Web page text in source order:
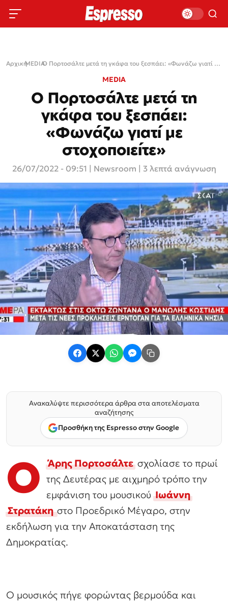
Αρχική›
MEDIA› Ο Πορτοσάλτε μετά τη γκάφα του ξεσπάει: «Φωνάζω γιατί με στοχοποιείτε»
MEDIA
Ο Πορτοσάλτε μετά τη
γκάφα του ξεσπάει:
«Φωνάζω γιατί με
στοχοποιείτε»
26/07/2022 - 09:51 Newsroom | 3 λεπτά ανάγνωση
Ανακαλύψτε περισσότερα άρθρα στα αποτελέσματα
αναζήτησης
Προσθήκη της Espresso στην Google
Ο Άρης Πορτοσάλτεσχολίασε το πρωί
της Δευτέρας με αιχμηρό τρόπο την
εμφάνιση του μουσικούΙωάννη
Στρατάκη στο Προεδρικό Μέγαρο, στην
εκδήλωση για την Αποκατάσταση της
Δημοκρατίας.
Ο μουσικός πήγε φορώντας βερμούδα και